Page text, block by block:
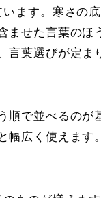
ます。寒さの
ませた言葉のほ
言葉選びが定ま
順で並べるのが
幅広く使えます